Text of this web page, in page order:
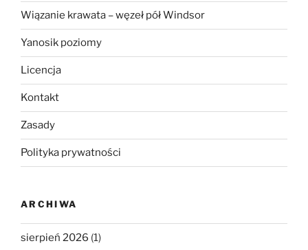
Wiązanie krawata – węzeł pół Windsor
Yanosik poziomy
Licencja
Kontakt
Zasady
Polityka prywatności
ARCHIWA
sierpień 2026 (1)